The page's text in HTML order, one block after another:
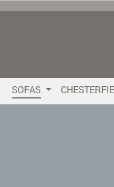
Hauptinhalt springen
Zur Suche springen
Zur Hauptnavigation springen
SOFAS